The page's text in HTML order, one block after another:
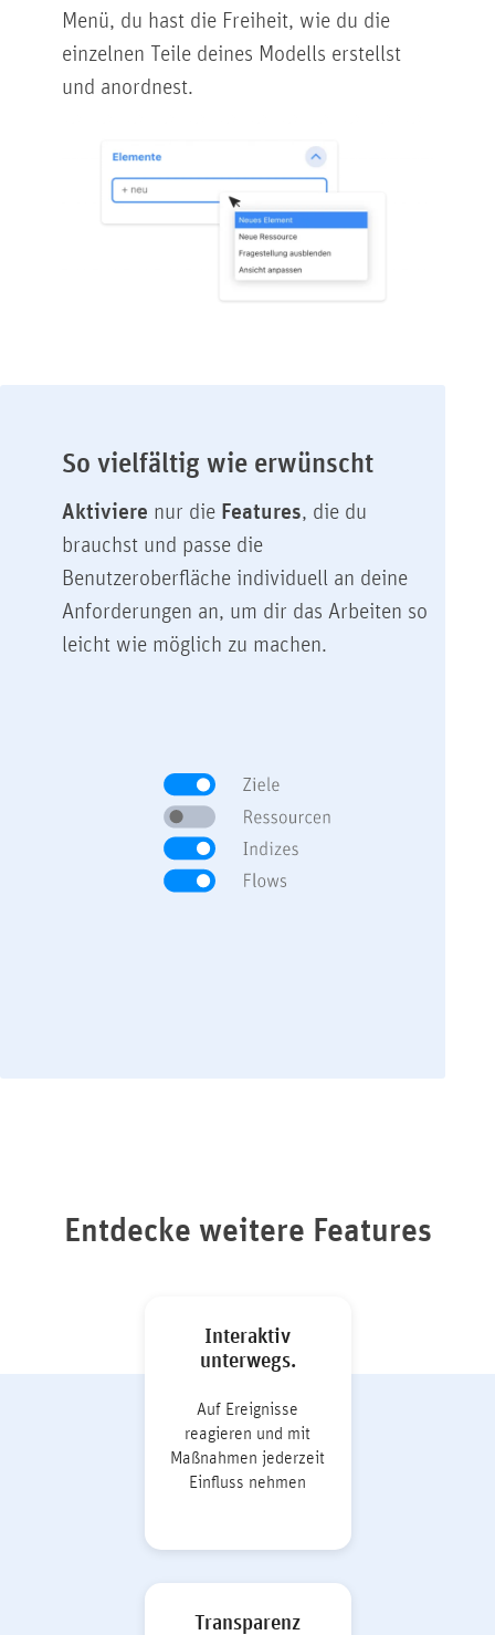
Menü, du hast die Freiheit, wie du die
einzelnen Teile deines Modells erstellst
und anordnest.
So vielfältig wie erwünscht
Aktiviere nur die Features, die du
brauchst und passe die
Benutzeroberfläche individuell an deine
Anforderungen an, um dir das Arbeiten so
leicht wie möglich zu machen.
Entdecke weitere Features
Interaktiv
unterwegs.
Auf Ereignisse
reagieren und mit
Maßnahmen jederzeit
Einfluss nehmen
Transparenz